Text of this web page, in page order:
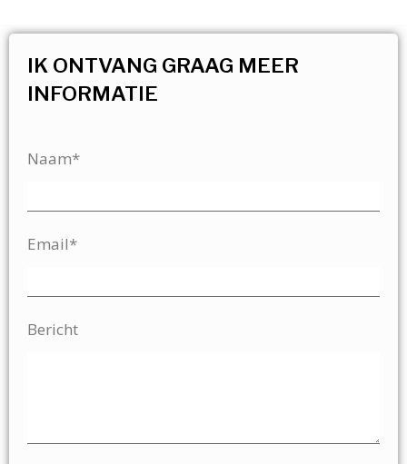
IK ONTVANG GRAAG MEER
INFORMATIE
Naam*
Email*
Bericht